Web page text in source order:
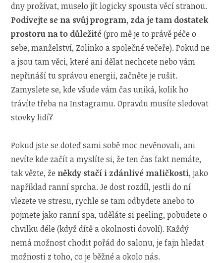
dny prožívat, muselo jít logicky spousta věcí stranou.
Podívejte se na svůj program, zda je tam dostatek
prostoru na to důležité(pro mě je to právě péče o
sebe, manželství, Zolinko a společné večeře). Pokud ne
a jsou tam věci, které ani dělat nechcete nebo vám
nepřináší tu správou energii, začněte je rušit.
Zamyslete se, kde všude vám čas uniká, kolik ho
trávíte třeba na Instagramu. Opravdu musíte sledovat
stovky lidí?
Pokud jste se doteď sami sobě moc nevěnovali, ani
nevíte kde začít a myslíte si, že ten čas fakt nemáte,
tak vězte, že někdy stačí i zdánlivé maličkosti, jako
například ranní sprcha. Je dost rozdíl, jestli do ní
vlezete ve stresu, rychle se tam odbydete anebo to
pojmete jako ranní spa, uděláte si peeling, pobudete o
chvilku déle (když dítě a okolnosti dovolí). Každý
nemá možnost chodit pořád do salonu, je fajn hledat
možnosti z toho, co je běžné a okolo nás.